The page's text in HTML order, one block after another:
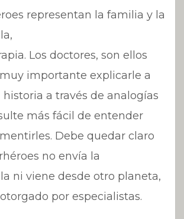
representan la familia y la
Los doctores, son ellos
importante explicarle a
historia a través de analogías
más fácil de entender
Debe quedar claro
no envía la
ni viene desde otro planeta,
por especialistas.